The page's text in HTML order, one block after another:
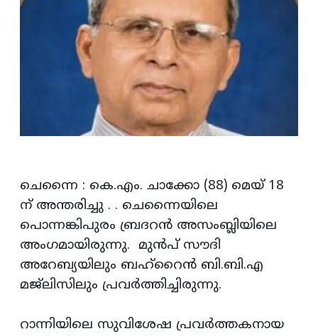
ചെന്നൈ : കെ.എം. ചാക്കോ (88) മെയ് 18
ന് അന്തരിച്ചു . . ചെന്നൈയിലെ
പൊന്നങ്കിപുരം ബ്രദറൻ അസംബ്ലിയിലെ
അംഗമായിരുന്നു. മുൻപ് സൗദി
അറേബ്യയിലും ബഹ്റൈൻ ബി.ബി.എ
മജ്‌ലിസിലും പ്രവർത്തിച്ചിരുന്നു.
റാന്നിയിലെ സുവിശേഷ പ്രവർത്തകനായ